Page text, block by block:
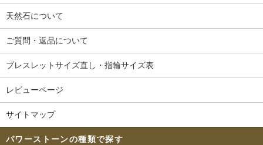
天然石について
ご質問・返品について
ブレスレットサイズ直し・指輪サイズ表
レビューページ
サイトマップ
パワーストーンの種類で探す